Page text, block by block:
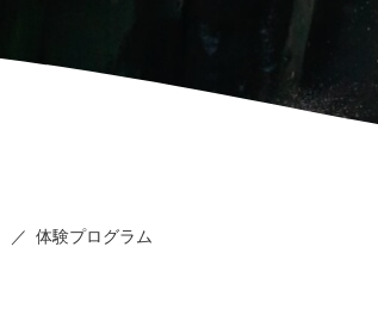
体験プログラム